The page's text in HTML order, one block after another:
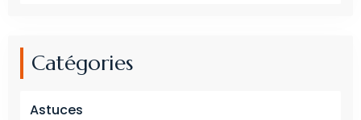
Catégories
Astuces